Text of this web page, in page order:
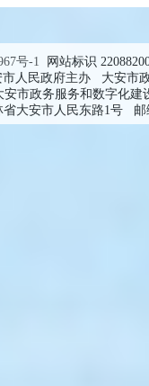
号-1 网站标识
市人民政府主办 大安市
安市政务服务和数字化
省大安市人民东路1号